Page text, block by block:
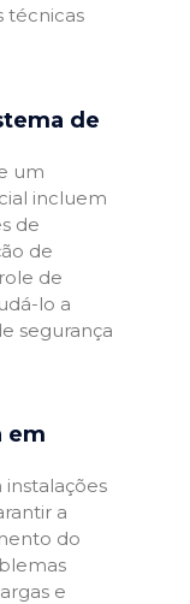
técnicas
de
um
incluem
de
de
de
lo a
segurança
em
a
do
e